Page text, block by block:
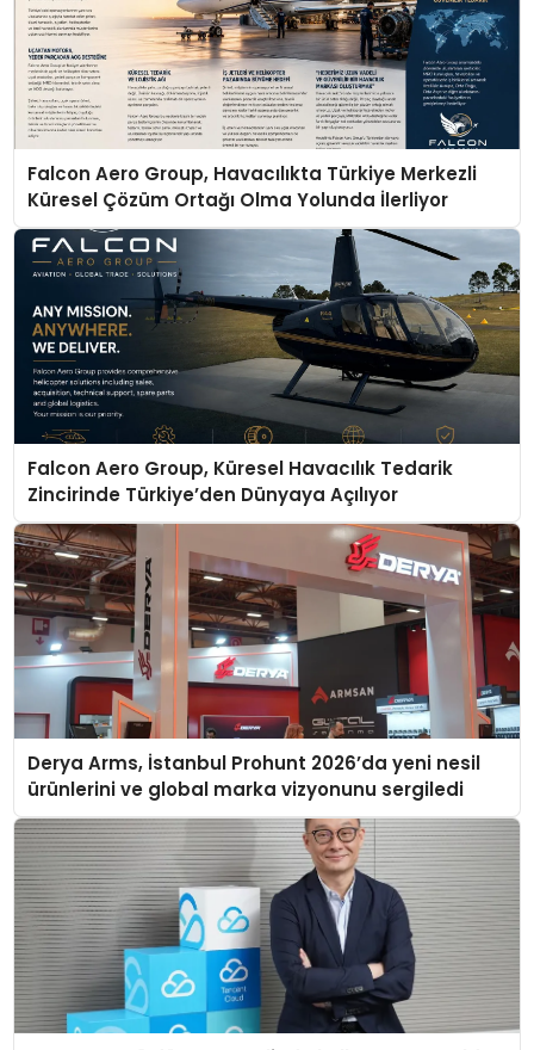
Falcon Aero Group, Havacılıkta Türkiye Merkezli
Küresel Çözüm Ortağı Olma Yolunda İlerliyor
Falcon Aero Group, Küresel Havacılık Tedarik
Zincirinde Türkiye’den Dünyaya Açılıyor
Derya Arms, İstanbul Prohunt 2026’da yeni nesil
ürünlerini ve global marka vizyonunu sergiledi